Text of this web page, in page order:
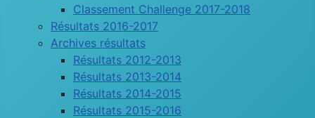
Classement Challenge 2017-2018
Résultats 2016-2017
Archives résultats
Résultats 2012-2013
Résultats 2013-2014
Résultats 2014-2015
Résultats 2015-2016